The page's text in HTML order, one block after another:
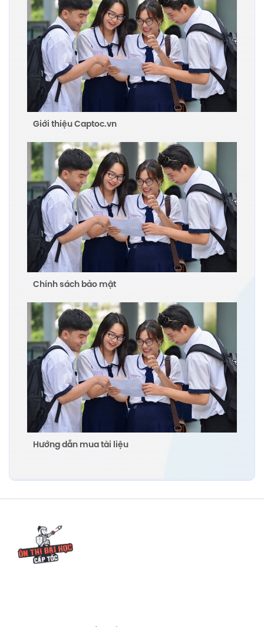
Giới thiệu Captoc.vn
Chính sách bảo mật
Hướng dẫn mua tài liệu